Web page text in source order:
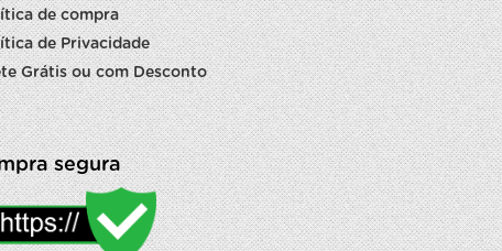
de compra
de Privacidade
Grátis ou com Desconto
segura